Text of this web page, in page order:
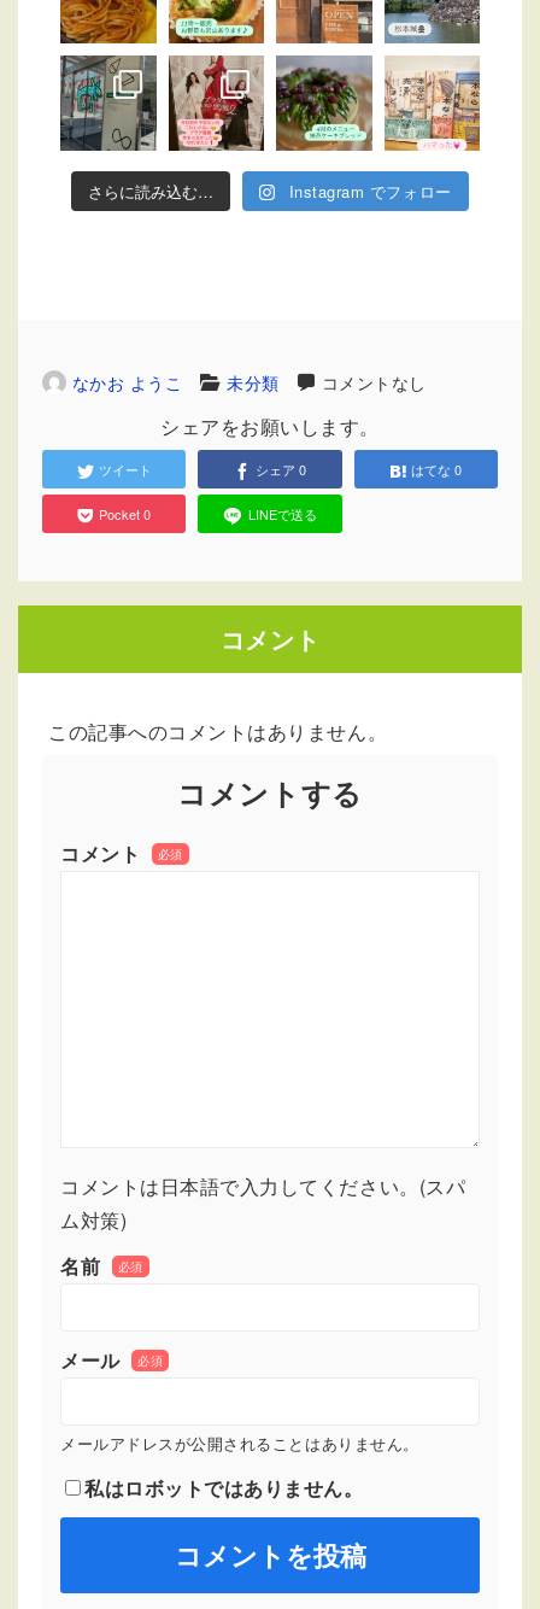
さらに読み込む… Instagram でフォロー
なかお ようこ 未分類 コメントなし
シェアをお願いします。
ツイート シェア 0 はてな 0
Pocket0 LINEで送る
コメント
この記事へのコメントはありません。
コメントする
コメント 必須
コメントは日本語で入力してください。(スパ
ム対策)
名前
必須
メール 必須
メールアドレスが公開されることはありません。
私はロボットではありません。